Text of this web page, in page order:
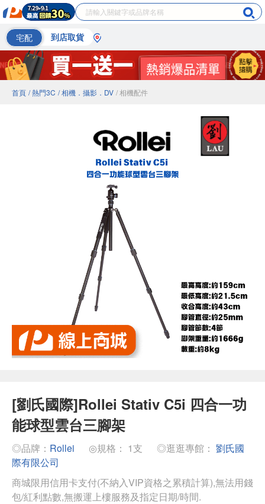
宅配 到店取貨
首頁 / 熱門3C / 相機．攝影．DV / 相機配件
[劉氏國際]Rollei Stativ C5i 四合一功
能球型雲台三腳架
◎品牌： Rollei ◎規格： 1支 ◎逛逛專館： 劉氏國
際有限公司
商城限用信用卡支付(不納入VIP資格之累積計算),無法用錢
包/紅利點數,無搬運上樓服務及指定日期/時間.